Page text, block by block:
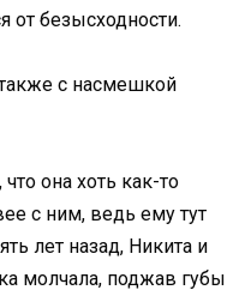
от безысходности.
с насмешкой
она хоть как-то
с ним, ведь ему тут
лет назад, Никита и
молчала, поджав губы